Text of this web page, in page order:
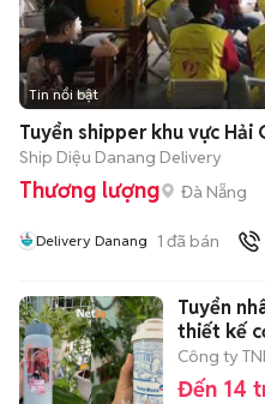
Tin nổi bật
Tuyển shipper khu vực Hải
Ship Diệu Danang Delivery
Thương lượng Đà Nẵng
Delivery Danang 1 đã bán
Tuyển
thiết kế
Công ty
Đến 14